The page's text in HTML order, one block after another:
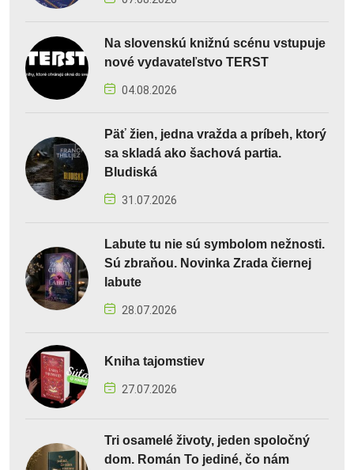
Na slovenskú knižnú scénu vstupuje
nové vydavateľstvo TERST
04.08.2026
Päť žien, jedna vražda a príbeh, ktorý
sa skladá ako šachová partia.
Bludiská
31.07.2026
Labute tu nie sú symbolom nežnosti.
Sú zbraňou. Novinka Zrada čiernej
labute
28.07.2026
Kniha tajomstiev
27.07.2026
Tri osamelé životy, jeden spoločný
dom. Román To jediné, čo nám